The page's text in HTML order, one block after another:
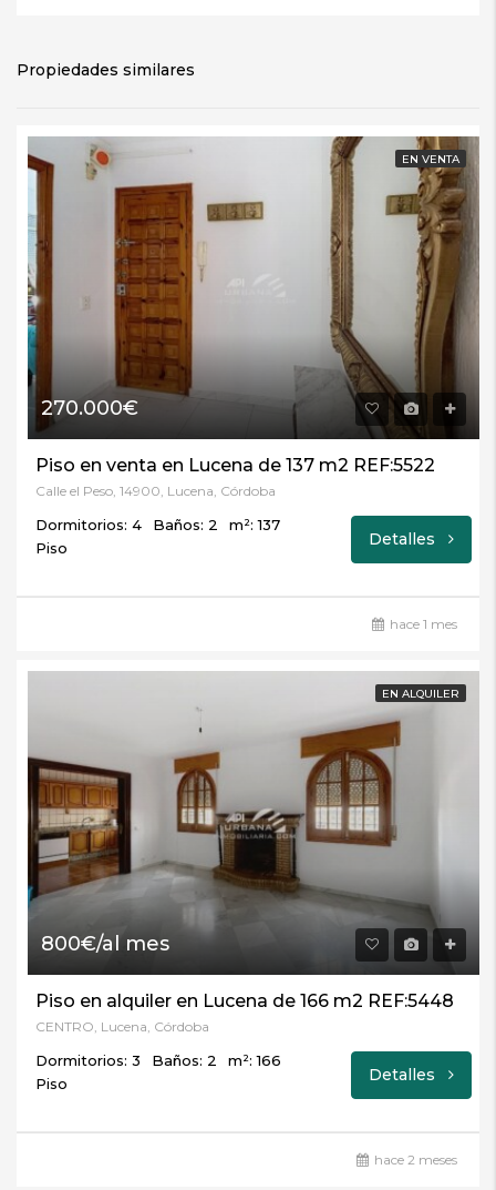
Propiedades similares
EN VENTA
270.000€
Piso en venta en Lucena de 137 m2 REF:5522
Calle el Peso, 14900, Lucena, Córdoba
Dormitorios: 4 Baños: 2
m²: 137
Piso
Detalles
hace 1 mes
EN ALQUILER
800€/al mes
Piso en alquiler en Lucena de 166 m2 REF:5448
CENTRO, Lucena, Córdoba
Dormitorios: 3 Baños: 2
m²: 166
Piso
Detalles
hace 2 meses